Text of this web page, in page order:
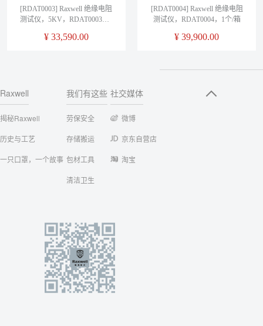
[RDAT0003] Raxwell 绝缘电阻
测试仪，5KV，RDAT0003，1
¥ 33,590.00
[RDAT0004] Raxwell 绝缘电阻
测试仪，RDAT0004，1个/箱
¥39,900.00
Raxwell
揭秘Raxwell
历史与工艺
一只口罩，一个故事
我们有这些
劳保安全
存储搬运
包材工具
清洁卫生
社交媒体
微博
京东自营店
淘宝